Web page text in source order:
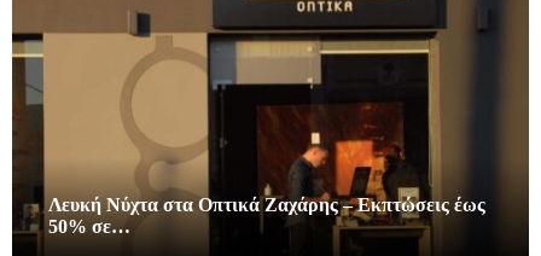
Λευκή Νύχτα στα Οπτικά Ζαχάρης – Εκπτώσεις έως
50% σε…